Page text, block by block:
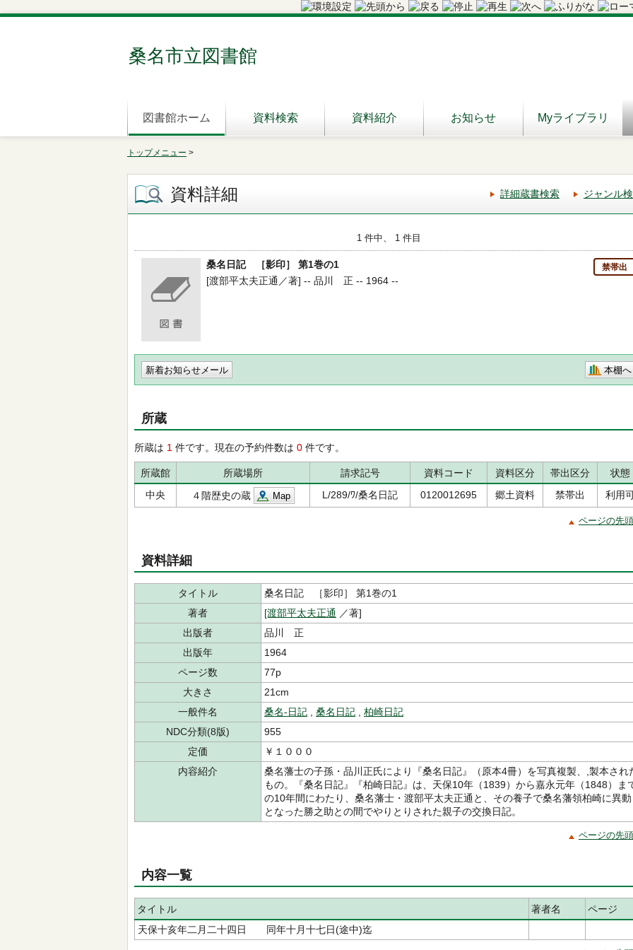
桑名市立図書館
図書館ホーム 資料検索 資料紹介 お知らせ Myライブラリ
トップメニュー >
資料詳細 詳細蔵書検索 ジャンル
1 件中、 1 件目
桑名日記 ［影印］ 第1巻の1 禁帯出
[渡部平太夫正通／著] -- 品川 正 -- 1964 --
新着お知らせメール 本棚へ
所蔵
所蔵は 1 件です。現在の予約件数は 0 件です。
所蔵館 所蔵場所 請求記号 資料コード 資料区分 帯出区分
状態
中央
４階歴史の蔵 Map L/289/ﾜ/桑名日記 0120012695 郷土資料 禁帯出 利用
ページの先
資料詳細
タイトル
桑名日記 ［影印］ 第1巻の1
著者
[渡部平太夫正通 ／著]
出版者
品川 正
出版年
1964
ページ数
77p
大きさ
21cm
一般件名
桑名‐日記 桑名日記
柏崎日記
NDC分類(8版)
955
定価
￥１０００
内容紹介
桑名藩士の子孫・品川正氏により『桑名日記』（原本4冊）を写真複製、,製本され
もの。『桑名日記』『柏崎日記』は、天保10年（1839）から嘉永元年（1848）ま
の10年間にわたり、桑名藩士・渡部平太夫正通と、その養子で桑名藩領柏崎に異動
となった勝之助との間でやりとりされた親子の交換日記。
ページの先
内容一覧
タイトル 著者名
ページ
天保十亥年二月二十四日ゟ 同年十月十七日(途中)迄